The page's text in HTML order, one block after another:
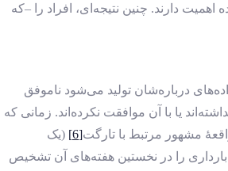
دارند. چنین نتیجه‌ای، افراد را –که
درباره‌شان تولید می‌شود ناموفق
یا با آن موافقت نکرده‌اند. زمانی که
مشهور مرتبط با تارگت[6]
(یک
را در نخستین هفته‌های آن تشخیص